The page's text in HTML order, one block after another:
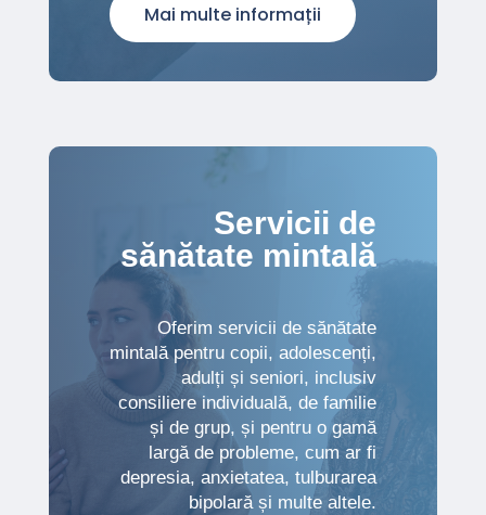
Mai multe informații
Servicii de
sănătate mintală
Oferim servicii de sănătate
mintală pentru copii, adolescenți,
adulți și seniori, inclusiv
consiliere individuală, de familie
și de grup, și pentru o gamă
largă de probleme, cum ar fi
depresia, anxietatea, tulburarea
bipolară și multe altele.